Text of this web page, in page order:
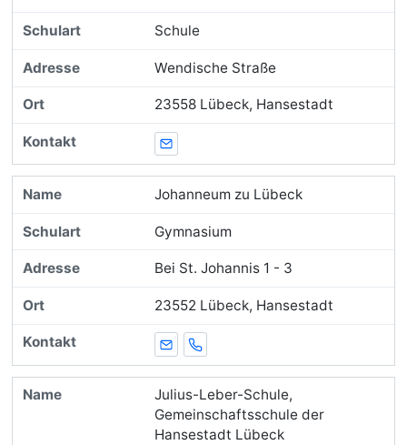
Schule
Wendische Straße
23558 Lübeck, Hansestadt
E-Mail
Johanneum zu Lübeck
Gymnasium
Bei St. Johannis 1 - 3
23552 Lübeck, Hansestadt
E-MailTelefon
Julius-Leber-Schule,
Gemeinschaftsschule der
Hansestadt Lübeck